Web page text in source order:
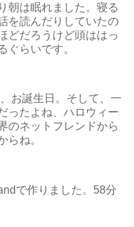
朝は眠れました。寝る
を読んだりしていたの
どだろうけど頭ははっ
ぐらいです。
お誕生日。そして、一
ったよね、ハロウィー
のネットフレンドから
らね。
で作りました。58分